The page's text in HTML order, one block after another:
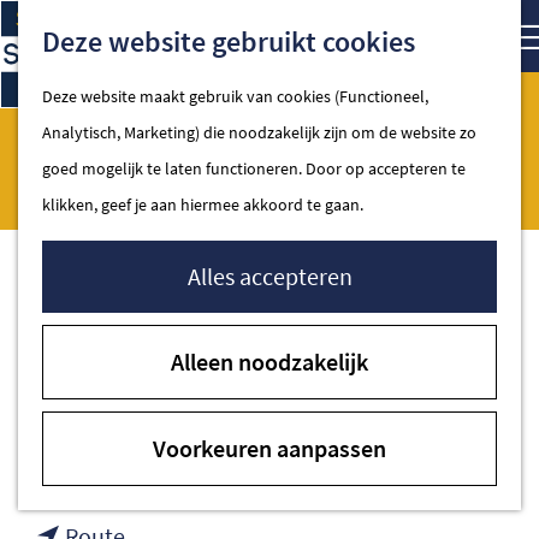
Deze website gebruikt cookies
Deze website maakt gebruik van cookies (Functioneel,
Analytisch, Marketing) die noodzakelijk zijn om de website zo
goed mogelijk te laten functioneren. Door op accepteren te
klikken, geef je aan hiermee akkoord te gaan.
Alles accepteren
Alleen noodzakelijk
Voorkeuren aanpassen
Ga
naar
homepage
SpakenburgBrasserie Wieken
Stadspui 4
Plan je routenaar